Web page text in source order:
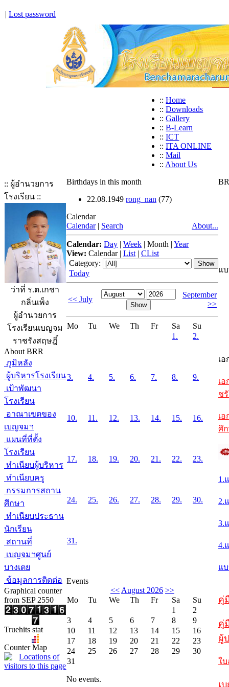
| Lost password
:: Home
:: Downloads
:: Gallery
:: B-Learn
:: ICT
:: ITA ONLINE
:: Mail
:: About Us
:: ผู้อำนวยการ
โรงเรียน ::
ว่าที่ ร.ต.เกชา
กลิ่นเพ็ง
ผู้อำนวยการ
โรงเรียนเบญจม
ราชรังสฤษฎิ์
About BRR
ภูมิหลัง
ผู้บริหารโรงเรียน
เป้าพัฒนา
โรงเรียน
อาณาเขตของ
เบญจมฯ
แผนที่ที่ตั้ง
โรงเรียน
ทำเนียบผู้บริหาร
ทำเนียบครู
กรรมการสถาน
ศึกษา
ทำเนียบประธาน
นักเรียน
สถานที่
เบญจมฯศูนย์
บางเตย
ข้อมูลการติดต่อ
Graphical counter
from SEP 2550
Truehits stat
Counter Map
Birthdays in this month
22.08.1949 rong_nan (77)
Calendar
Calendar | Search About...
Calendar: Day | Week | Month | Year
View: Calendar| List | CList
Category:
Today
<< July
September
>>
Mo Tu We Th Fr Sa
Su
1.
2.
3. 4. 5. 6. 7. 8. 9.
10. 11. 12. 13. 14. 15. 16.
17. 18. 19. 20. 21. 22. 23.
24. 25. 26. 27. 28. 29. 30.
31.
Events
<< August 2026 >>
Mo
Tu We Th Fr Sa
Su
1
2
3
4 5 6 7 8
9
10
11 12 13 14 15
16
17
18 19 20 21 22
23
24
25 26 27 28 29
30
31
No events.
แ
เ
เ
ช
เ
ศึ
1.
2.
3.
4.
แ
คู่
คู่
ผู้
ใ
เ